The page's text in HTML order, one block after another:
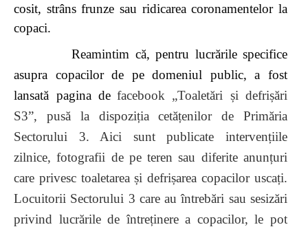
cosit, strâns frunze sau ridicarea coronamentelor la
copaci.
Reamintim că, pentru lucrările specifice
asupra copacilor de pe domeniul public, a fost
lansată pagina de facebook „Toaletări și defrișări
S3”, pusă la dispoziția cetățenilor de Primăria
Sectorului 3. Aici sunt publicate intervențiile
zilnice, fotografii de pe teren sau diferite anunțuri
care privesc toaletarea și defrișarea copacilor uscați.
Locuitorii Sectorului 3 care au întrebări sau sesizări
privind lucrările de întreținere a copacilor, le pot